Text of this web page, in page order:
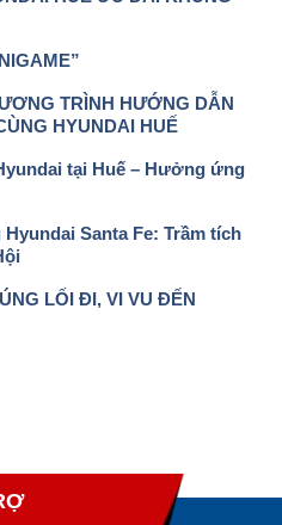
TRÌNH HƯỚNG DẪN
HYUNDAI HUẾ
tại Huế – Hưởng ứng
Santa Fe: Trầm tích
LỐI ĐI, VI VU ĐẾN